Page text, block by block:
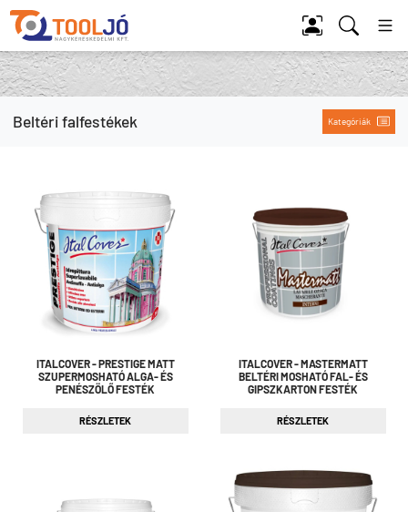
Tool Jó
Beltéri falfestékek Kategóriák
ITALCOVER - PRESTIGE MATT
SZUPERMOSHATÓ ALGA- ÉS
PENÉSZÖLŐ FESTÉK
RÉSZLETEK
ITALCOVER - MASTERMATT
BELTÉRI MOSHATÓ FAL- ÉS
GIPSZKARTON FESTÉK
RÉSZLETEK